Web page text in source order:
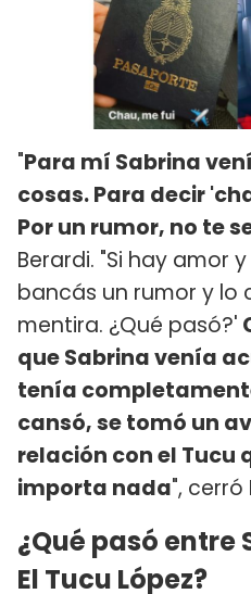
"Para mí Sabrina
cosas. Para decir
Por un rumor, no te
Berardi. "Si hay amor
bancás un rumor y lo
mentira. ¿Qué pasó?'
que Sabrina venía
tenía
cansó, se tomó un
relación con el Tucu
importa nada",
¿Qué pasó entre
El Tucu López?